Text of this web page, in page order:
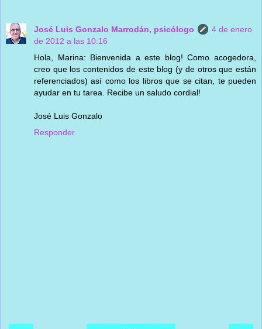
José Luis Gonzalo Marrodán, psicólogo
4 de enero
de 2012 a las 10:16
Hola, Marina: Bienvenida a este blog! Como acogedora,
creo que los contenidos de este blog (y de otros que están
referenciados) así como los libros que se citan, te pueden
ayudar en tu tarea. Recibe un saludo cordial!
José Luis Gonzalo
Responder